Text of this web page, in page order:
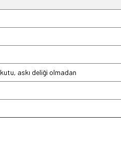
askı deliği olmadan